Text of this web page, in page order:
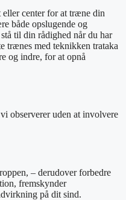
eller center for at træne din
både opslugende og
til din rådighed når du har
trænes med teknikken trataka
og indre, for at opnå
observerer uden at involvere
– derudover forbedre
fremskynder
på dit sind.